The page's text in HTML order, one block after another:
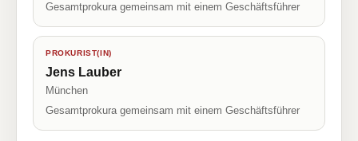
Gesamtprokura gemeinsam mit einem Geschäftsführer
PROKURIST(IN)
Jens Lauber
München
Gesamtprokura gemeinsam mit einem Geschäftsführer